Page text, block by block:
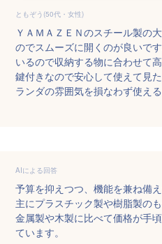
ともぞう(50代・女性)
ＹＡＭＡＺＥＮのスチール製の
のでスムーズに開くのが良いで
いるので収納する物に合わせて
鍵付きなので安心して使えて見
ランダの雰囲気を損なわず使え
AIによる回答
予算を抑えつつ、機能を兼ね備
主にプラスチック製や樹脂製の
金属製や木製に比べて価格が手
ています。